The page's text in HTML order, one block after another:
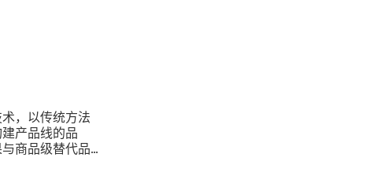
，以传统方法
产品线的品
商品级替代品